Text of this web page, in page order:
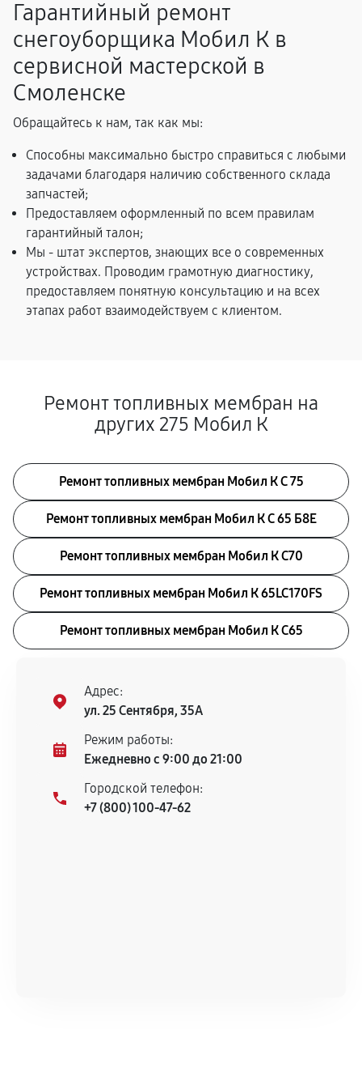
Гарантийный ремонт
снегоуборщика Мобил К в
сервисной мастерской в
Смоленске
Обращайтесь к нам, так как мы:
Способны максимально быстро справиться с любыми
задачами благодаря наличию собственного склада
запчастей;
Предоставляем оформленный по всем правилам
гарантийный талон;
Мы - штат экспертов, знающих все о современных
устройствах. Проводим грамотную диагностику,
предоставляем понятную консультацию и на всех
этапах работ взаимодействуем с клиентом.
Ремонт топливных мембран на
других 275 Мобил К
Ремонт топливных мембран Мобил К С 75
Ремонт топливных мембран Мобил К С 65 Б8Е
Ремонт топливных мембран Мобил К С70
Ремонт топливных мембран Мобил К 65LC170FS
Ремонт топливных мембран Мобил К С65
Адрес:
ул. 25 Сентября, 35А
Режим работы:
Ежедневно с 9:00 до 21:00
Городской телефон:
+7 (800) 100-47-62